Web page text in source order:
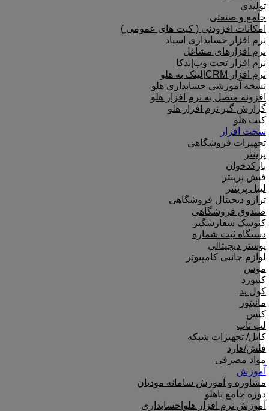
تولیدی
جامع و صنعتی
امکانات افزودنی ( کیت های عمومی )
نرم افزار حسابداری اسپاد
نرم افزارهای مشاغل
نرم افزار تحت وب|بدکا
نرم افزار CRM|لینک به هلو
نسخه آموزشی حسابداری هلو
افزونه متصل به نرم افزار هلو
گزارش گیر نرم افزار هلو
کیت هلو
سخت افزار
تجهیزات فروشگاهی
پرینتر
بارکدخوان
فیش پرینتر
لیبل پرینتر
ترازو دیجیتال فروشگاهی
صندوق فروشگاهی
کیوسک سفارشگیر
دستگاه ثبت شماره
پوستر دیجیتالی
لوازم جانبی کامپیوتر
موس
کیبورد
کول پد
مانیتور
کیس
لپ تاپ
کابل/ تجهیزات شبکه
فلش/هارد
مواد مصرفی
آموزش
مشاوره و آموزش سامانه مودیان
دوره جامع باهلو
آموزش نرم افزار هلو|حسابداری